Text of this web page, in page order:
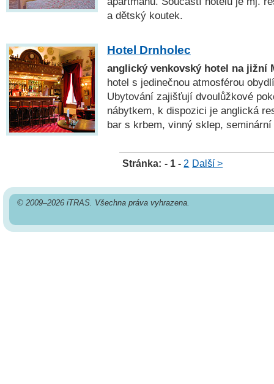
a dětský koutek.
Hotel Drnholec
anglický venkovský hotel na jižní
hotel s jedinečnou atmosférou
Ubytování zajišťují dvoulůžkové
nábytkem, k dispozici je anglická
bar s krbem, vinný sklep,
Stránka: - 1 - 2 Další >
© 2009–2026 iTRAS. Všechna práva vyhrazena.